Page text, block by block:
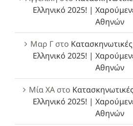
Ελληνικό 2025! |
Αθηνών
Μαρ Γστο
Ελληνικό 2025! |
Αθηνών
Μία ΧΑστο
Ελληνικό 2025! |
Αθηνών